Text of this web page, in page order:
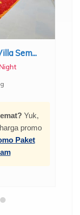
Sem...
Yuk,
promo
Paket